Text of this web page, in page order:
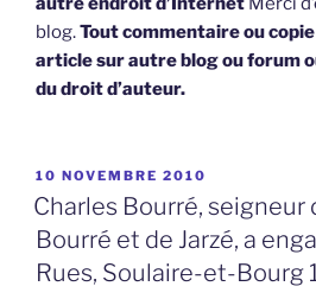
blog.Tout commentaire ou
article sur autre blog ou forum
du droit d’auteur.
PUBLIÉ
LE
10 NOVEMBRE 2010
Charles Bourré, seigneur
Bourré et de Jarzé, a
Rues, Soulaire-et-Bourg